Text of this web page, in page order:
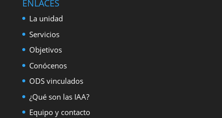
ENLACES
La unidad
Servicios
Objetivos
Conócenos
ODS vinculados
¿Qué son las IAA?
Equipo y contacto